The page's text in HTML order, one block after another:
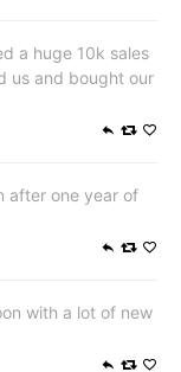
a huge 10k sales
us and bought our
after one year of
with a lot of new